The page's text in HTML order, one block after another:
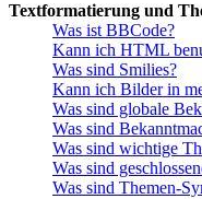
Textformatierung und
Was ist BBCode?
Kann ich HTML
Was sind Smilies?
Kann ich Bilder in
Was sind globale
Was sind
Was sind wichtige
Was sind
Was sind Themen-